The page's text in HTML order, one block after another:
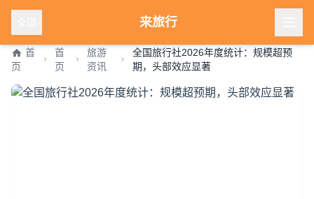
来旅行
首
页
首
页
旅游
资讯
全国旅行社2026年度统计：规模超预
期，头部效应显著